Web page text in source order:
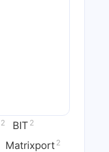
2 BIT 2
Matrixport 2